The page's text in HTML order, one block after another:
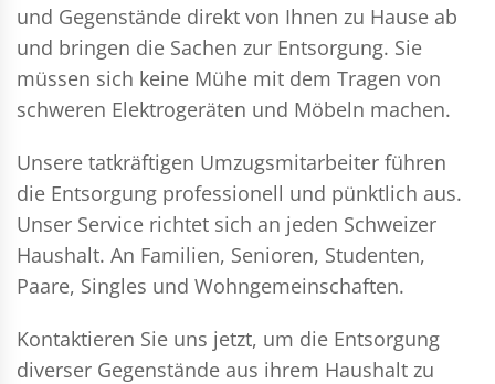
und Gegenstände direkt von Ihnen zu Hause ab
und bringen die Sachen zur Entsorgung. Sie
müssen sich keine Mühe mit dem Tragen von
schweren Elektrogeräten und Möbeln machen.
Unsere tatkräftigen Umzugsmitarbeiter führen
die Entsorgung professionell und pünktlich aus.
Unser Service richtet sich an jeden Schweizer
Haushalt. An Familien, Senioren, Studenten,
Paare, Singles und Wohngemeinschaften.
Kontaktieren Sie uns jetzt, um die Entsorgung
diverser Gegenstände aus ihrem Haushalt zu